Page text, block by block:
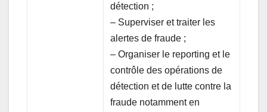
détection ;
– Superviser et traiter les
alertes de fraude ;
– Organiser le reporting et le
contrôle des opérations de
détection et de lutte contre la
fraude notamment en